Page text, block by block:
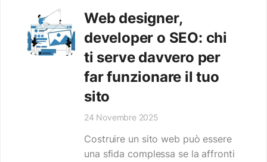
Web designer,
developer o SEO: chi
ti serve davvero per
far funzionare il tuo
sito
24 Novembre 2025
Costruire un sito web può essere
una sfida complessa se la affronti